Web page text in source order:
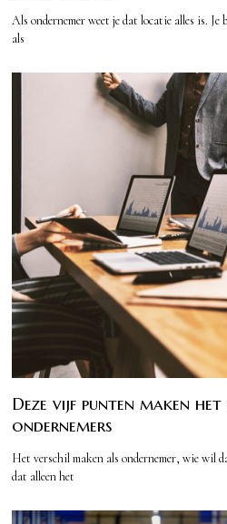
Als ondernemer weet je dat locatie alles is.
als
Deze vijf punten maken
ondernemers
Het verschil maken als ondernemer, wie wil
dat alleen het